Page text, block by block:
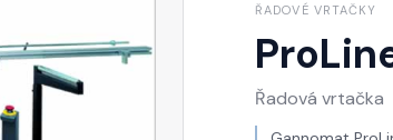
ŘADOVÉ VRTAČKY
Řadová vrtačka